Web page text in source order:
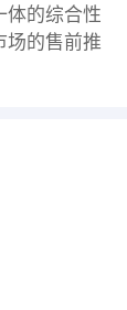
体的综合性
场的售前推